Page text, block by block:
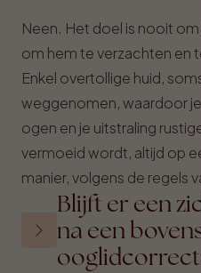
Neen. Het doel is nooit
om hem te verzachten en
Enkel overtollige huid,
weggenomen, waardoor
ogen en je uitstraling
vermoeid wordt, altijd op
manier, volgens de regels
Blijft er een
na een